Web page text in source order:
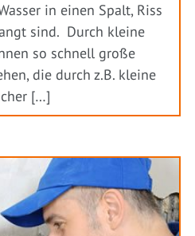
in einen Spalt, Riss
sind. Durch kleine
so schnell große
die durch z.B. kleine
[…]